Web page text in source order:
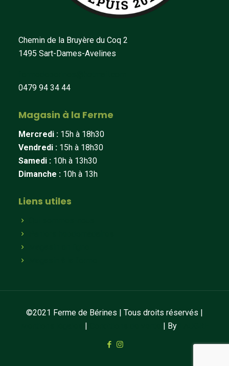
Chemin de la Bruyère du Coq 2
1495 Sart-Dames-Avelines
0479 94 34 44
Magasin à la Ferme
Mercredi : 15h à 18h30
Vendredi : 15h à 18h30
Samedi : 10h à 13h30
Dimanche : 10h à 13h
Liens utiles
©2021 Ferme de Bérines | Tous droits réservés |
| | By